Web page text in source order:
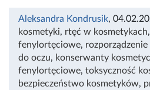
Aleksandra Kondrusik,
kosmetyki, rtęć w kosmetykach,
fenylortęciowe,
do oczu, konserwanty
fenylortęciowe, toksyczność
bezpieczeństwo kosmetyków,